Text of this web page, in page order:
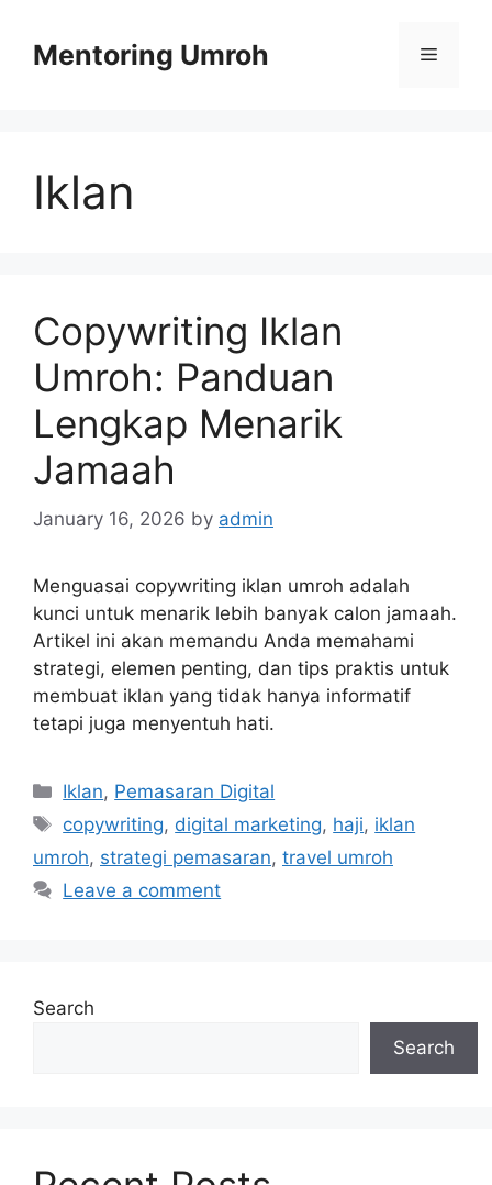
contentMentoring Umroh Menu
Iklan
Copywriting Iklan
Umroh: Panduan
Lengkap Menarik
Jamaah
January 16, 2026 by admin
Menguasai copywriting iklan umroh adalah
kunci untuk menarik lebih banyak calon jamaah.
Artikel ini akan memandu Anda memahami
strategi, elemen penting, dan tips praktis untuk
membuat iklan yang tidak hanya informatif
tetapi juga menyentuh hati.
Categories
Iklan, Pemasaran Digital
Tags
copywriting, digital marketing, haji, iklan
umroh, strategi pemasaran, travel umroh
Leave a comment
Search
Search